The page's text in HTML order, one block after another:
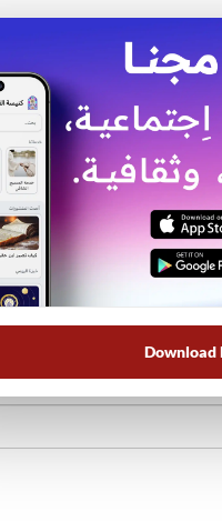
Download
الأكثر بحثًا: